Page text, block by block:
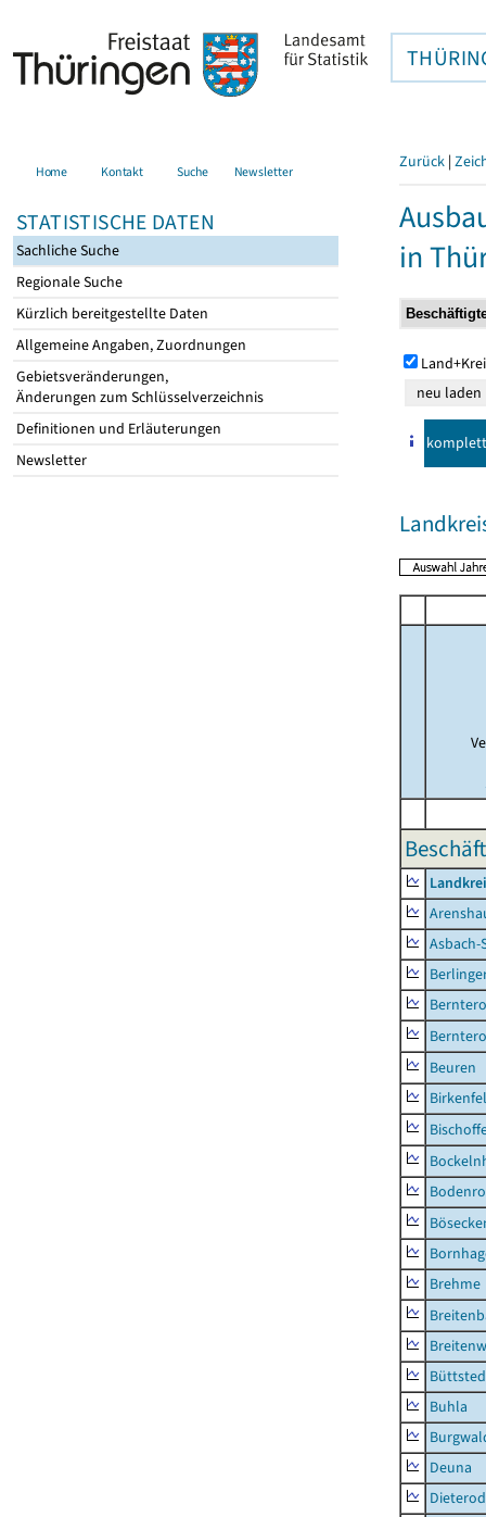
Home Kontakt Suche Newsletter
STATISTISCHE DATEN
Sachliche Suche
Regionale Suche
Kürzlich bereitgestellte Daten
Allgemeine Angaben, Zuordnungen
Gebietsveränderungen,
Änderungen zum Schlüsselverzeichnis
Definitionen und Erläuterungen
Newsletter
Zurück |
in
komplett
Asbach-
Beuren
Brehme
Buhla
Deuna